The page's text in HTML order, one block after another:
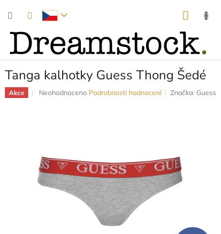
Tanga kalhotky Guess Thong Šedé
Akce
Průměrné
hvězdiček.
Neohodnoceno Podrobnosti hodnocení Značka: Guess